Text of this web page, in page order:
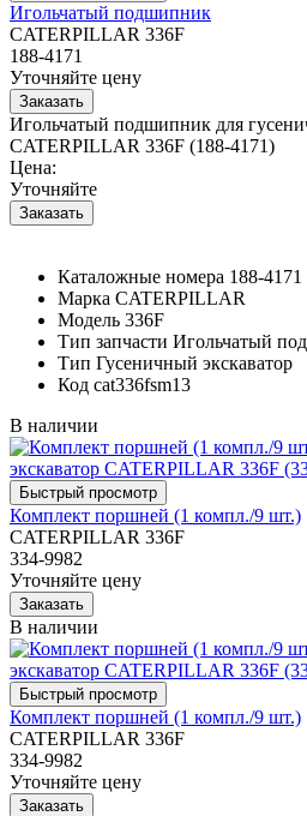
Игольчатый подшипник
CATERPILLAR 336F
188-4171
Уточняйте цену
Игольчатый подшипник для
CATERPILLAR 336F (188-4171)
Цена:
Уточняйте
Каталожные номера 188-4171
Марка CATERPILLAR
Модель 336F
Тип запчасти Игольчатый
Тип Гусеничный экскаватор
Код cat336fsm13
В наличии
Комплект поршней (1 компл./9 шт.)
CATERPILLAR 336F
334-9982
Уточняйте цену
В наличии
Комплект поршней (1 компл./9 шт.)
CATERPILLAR 336F
334-9982
Уточняйте цену